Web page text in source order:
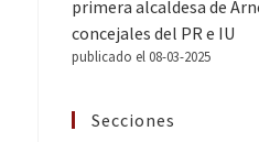
primera alcaldesa de
concejales del PR e IU
publicado el 08-03-2025
Secciones